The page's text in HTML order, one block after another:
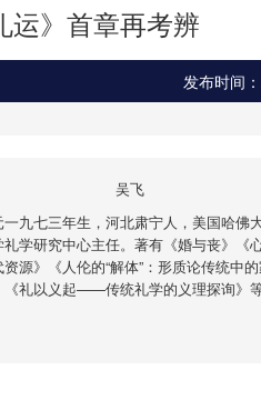
运》首章再考辨
发布时间
吴飞
九七三年生，河北肃宁人，美国哈佛
学研究中心主任。著有《婚与丧》《
源》《人伦的“解体”：形质论传统中
礼以义起——传统礼学的义理探询》等